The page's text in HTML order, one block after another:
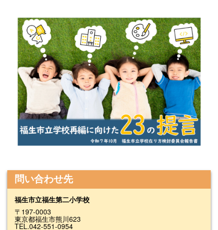
問い合わせ先
福生市立福生第二小学校
〒197-0003
東京都福生市熊川623
TEL.042-551-0954